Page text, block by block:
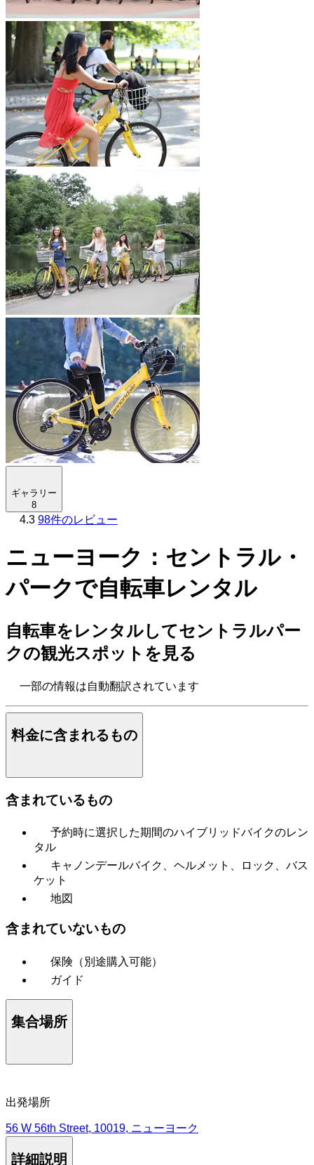
ギャラリー
8
4.3 98件のレビュー
ニューヨーク：セントラル・
パークで自転車レンタル
自転車をレンタルしてセントラルパー
クの観光スポットを見る
一部の情報は自動翻訳されています
料金に含まれるもの
含まれているもの
予約時に選択した期間のハイブリッドバイクのレン
タル
キャノンデールバイク、ヘルメット、ロック、バス
ケット
地図
含まれていないもの
保険（別途購入可能）
ガイド
集合場所
出発場所
56 W 56th Street, 10019, ニューヨーク
詳細説明